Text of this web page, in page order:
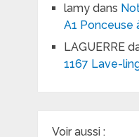
lamydans
A1 Ponceuse
LAGUERRE
1167 Lave-
Voir aussi :